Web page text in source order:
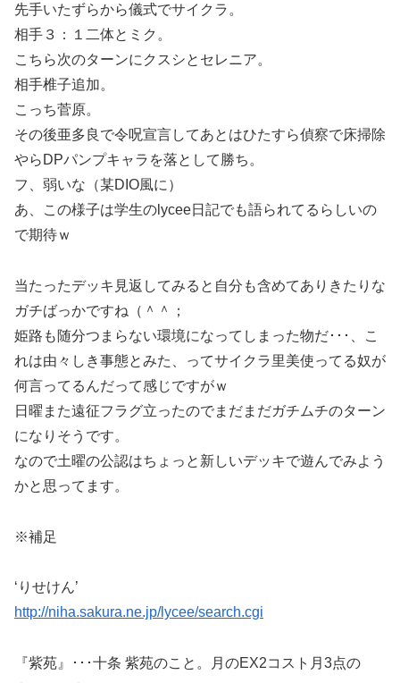
先手いたずらから儀式でサイクラ。
相手３：１二体とミク。
こちら次のターンにクスシとセレニア。
相手椎子追加。
こっち菅原。
その後亜多良で令呪宣言してあとはひたすら偵察で床掃除
やらDPパンプキャラを落として勝ち。
フ、弱いな（某DIO風に）
あ、この様子は学生のlycee日記でも語られてるらしいの
で期待ｗ
当たったデッキ見返してみると自分も含めてありきたりな
ガチばっかですね（＾＾；
姫路も随分つまらない環境になってしまった物だ･･･、こ
れは由々しき事態とみた、ってサイクラ里美使ってる奴が
何言ってるんだって感じですがｗ
日曜また遠征フラグ立ったのでまだまだガチムチのターン
になりそうです。
なので土曜の公認はちょっと新しいデッキで遊んでみよう
かと思ってます。
※補足
‘りせけん’
http://niha.sakura.ne.jp/lycee/search.cgi
『紫苑』･･･十条 紫苑のこと。月のEX2コスト月3点の